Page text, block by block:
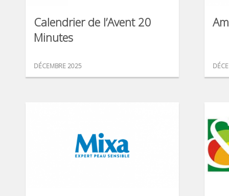
Calendrier de l’Avent 20
Minutes
DÉCEMBRE 2025